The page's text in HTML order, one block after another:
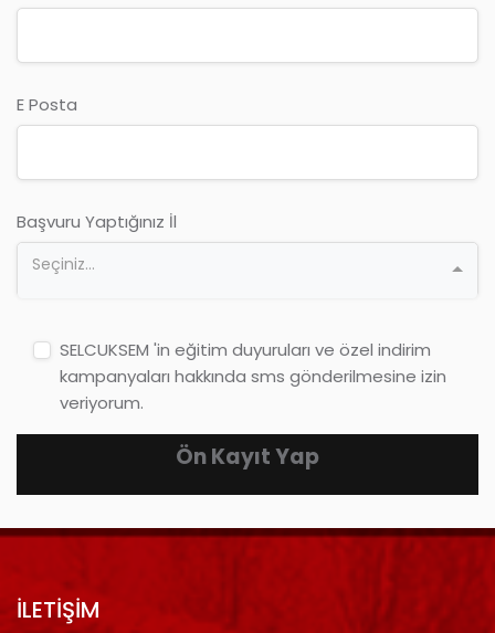
E Posta
Başvuru Yaptığınız İl
Seçiniz...
SELCUKSEM 'in eğitim duyuruları ve özel indirim
kampanyaları hakkında sms gönderilmesine izin
veriyorum.
Ön Kayıt Yap
İLETİŞİM